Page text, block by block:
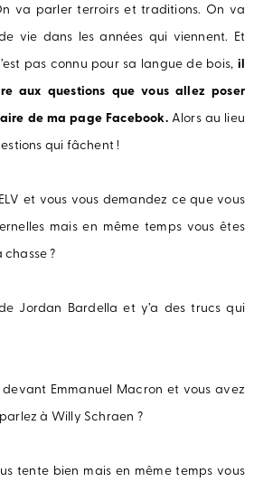
va parler terroirs et traditions. On va
vie dans les années qui viennent. Et
pas connu pour sa langue de bois, il
aux questions que vous allez poser
de ma page Facebook.Alors au lieu
qui fâchent !
et vous vous demandez ce que vous
mais en même temps vous êtes
chasse ?
Jordan Bardella et y’a des trucs qui
Emmanuel Macron et vous avez
à Willy Schraen ?
tente bien mais en même temps vous